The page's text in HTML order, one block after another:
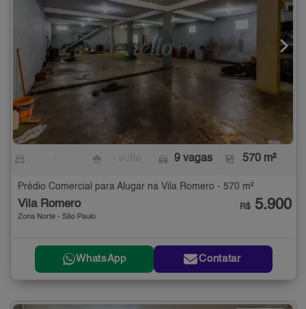
9 vagas 570 m²
Prédio Comercial para Alugar na Vila Romero - 570 m²
Vila Romero
Zona Norte - São Paulo
R$ 5.900
WhatsApp Contatar